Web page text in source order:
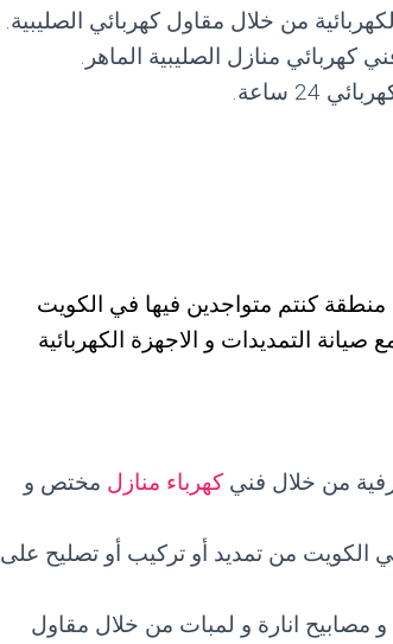
من خلال مقاول كهربائي الصليبية.
كهربائي منازل الصليبية الماهر.
ساعة.
كنتم متواجدين فيها في الكويت
التمديدات و الاجهزة الكهربائية
من خلال فني كهرباء منازل مختص و
الكويت من تمديد أو تركيب أو تصليح على
و مصابيح انارة و لمبات من خلال مقاول